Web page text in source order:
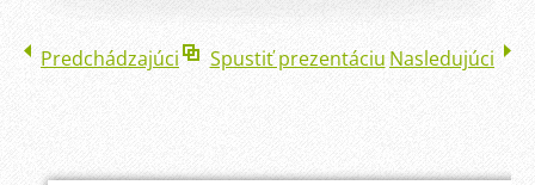
Predchádzajúci Spustiť prezentáciu Nasledujúci